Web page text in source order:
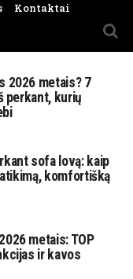
Kontaktai
2026 metais? 7
perkant, kurių
sofa lovą: kaip
komfortišką
metais: TOP
ir kavos